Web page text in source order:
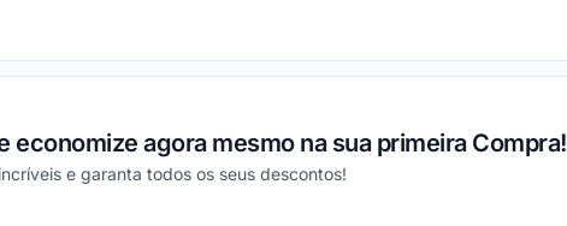
economize agora mesmo na sua primeira Compra!
e garanta todos os seus descontos!